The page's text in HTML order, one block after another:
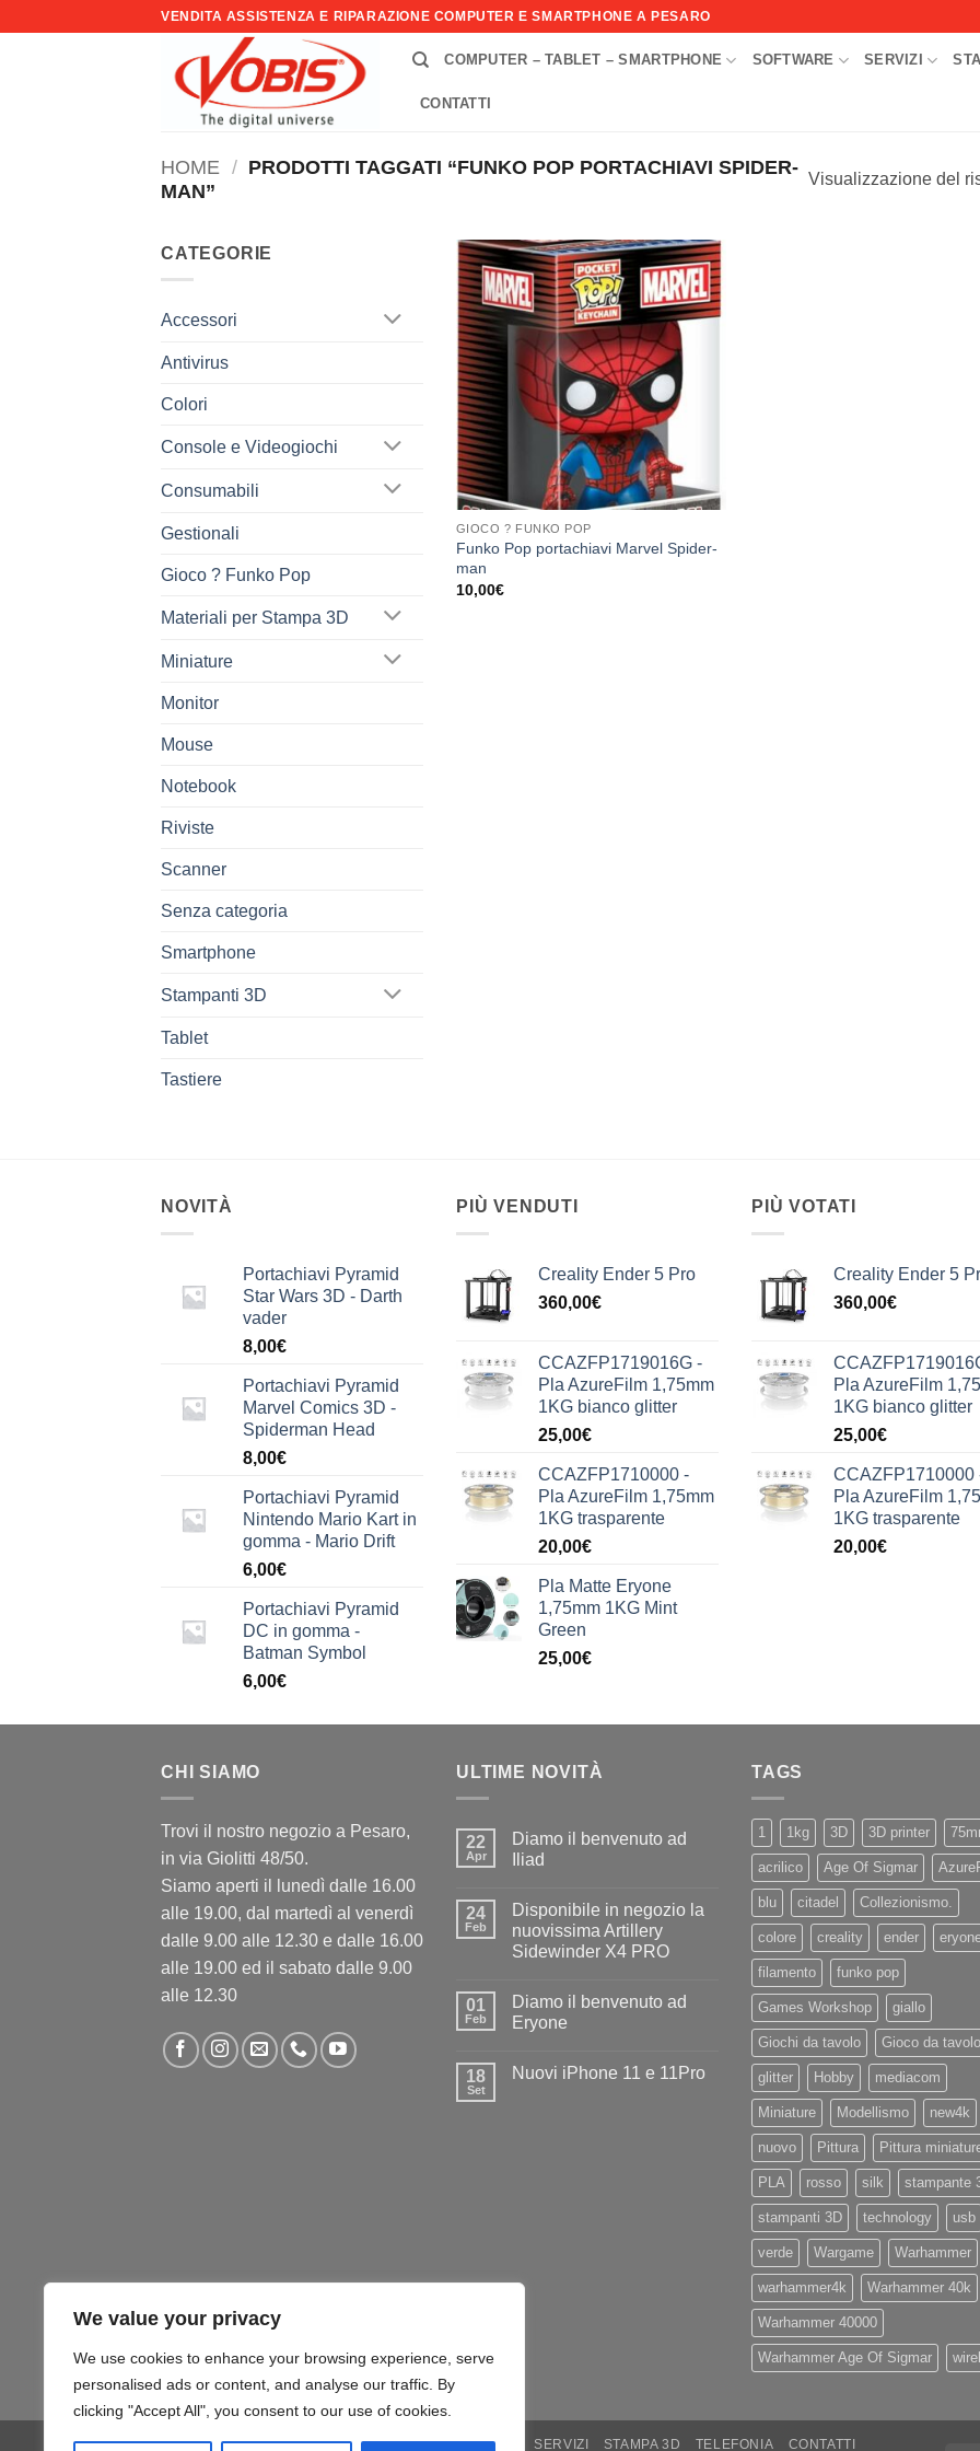
We value your privacy
We use cookies to enhance your browsing experience, serve
personalised ads or content, and analyse our traffic. By
clicking "Accept All", you consent to our use of cookies.
VENDITA ASSISTENZA E RIPARAZIONE COMPUTER E SMARTPHONE A PESARO
COMPUTER – TABLET – SMARTPHONE SOFTWARE SERVIZI
CONTATTI
HOME / PRODOTTI TAGGATI “FUNKO POP PORTACHIAVI SPIDER-
MAN”
Visualizzazione del
CATEGORIE
Accessori
Antivirus
Colori
Console e Videogiochi
Consumabili
Gestionali
Gioco ? Funko Pop
Materiali per Stampa 3D
Miniature
Monitor
Mouse
Notebook
Riviste
Scanner
Senza categoria
Smartphone
Stampanti 3D
Tablet
Tastiere
Aggiungi
alla lista
dei
desideri
GIOCO ? FUNKO POP
Funko Pop portachiavi Marvel Spider-
man
10,00€
NOVITÀ
Portachiavi Pyramid
Star Wars 3D - Darth
vader
8,00€
Portachiavi Pyramid
Marvel Comics 3D -
Spiderman Head
8,00€
Portachiavi Pyramid
Nintendo Mario Kart in
gomma - Mario Drift
6,00€
Portachiavi Pyramid
DC in gomma -
Batman Symbol
6,00€
PIÙ VENDUTI
Creality Ender 5 Pro
360,00€
CCAZFP1719016G -
Pla AzureFilm 1,75mm
1KG bianco glitter
25,00€
CCAZFP1710000 -
Pla AzureFilm 1,75mm
1KG trasparente
20,00€
Pla Matte Eryone
1,75mm 1KG Mint
Green
25,00€
PIÙ VOTATI
Creality Ender 5
360,00€
Pla AzureFilm
1KG bianco glitter
25,00€
CCAZFP1710000
Pla AzureFilm
1KG trasparente
20,00€
CHI SIAMO
Trovi il nostro negozio a Pesaro,
in via Giolitti 48/50.
Siamo aperti il lunedì dalle 16.00
alle 19.00, dal martedì al venerdì
dalle 9.00 alle 12.30 e dalle 16.00
alle 19.00 ed il sabato dalle 9.00
alle 12.30
ULTIME NOVITÀ
22
Apr
Diamo il benvenuto ad
Iliad
su
il
benvenuto
24
Feb
Disponibile in negozio la
nuovissima Artillery
Sidewinder X4 PRO
su
Disponibile
in
nuovissima
01
Feb
Diamo il benvenuto ad
Eryone
su
18
Set
Nuovi iPhone 11 e 11Pro
TAGS
1 1kg 3D 3D printer
acrilico Age Of Sigmar
blu citadel Collezionismo.
colore creality ender
filamento funko pop
Games Workshop giallo
Giochi da tavolo Gioco da tavolo
glitter Hobby mediacom
Miniature Modellismo new4k
nuovo Pittura Pittura
PLA rosso silk stampante
stampanti 3D technology usb
verde Wargame Warhammer
warhammer4k Warhammer 40k
Warhammer 40000
Warhammer Age Of Sigmar
COMPUTER – TABLET – SMARTPHONE SOFTWARE SERVIZI STAMPA 3D TELEFONIA CONTATTI